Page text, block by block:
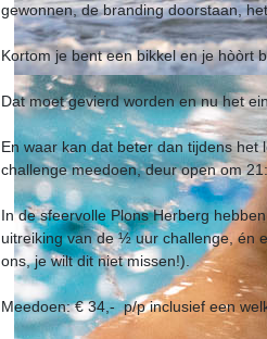
gewonnen, de branding doorstaan,
Kortom je bent een bikkel en je hòòrt
Dat moet gevierd worden en nu het
En waar kan dat beter dan tijdens
challenge meedoen, deur open om
In de sfeervolle Plons Herberg
uitreiking van de ½ uur challenge, én
ons, je wilt dit niet missen!).
Meedoen: € 34,- p/p inclusief een